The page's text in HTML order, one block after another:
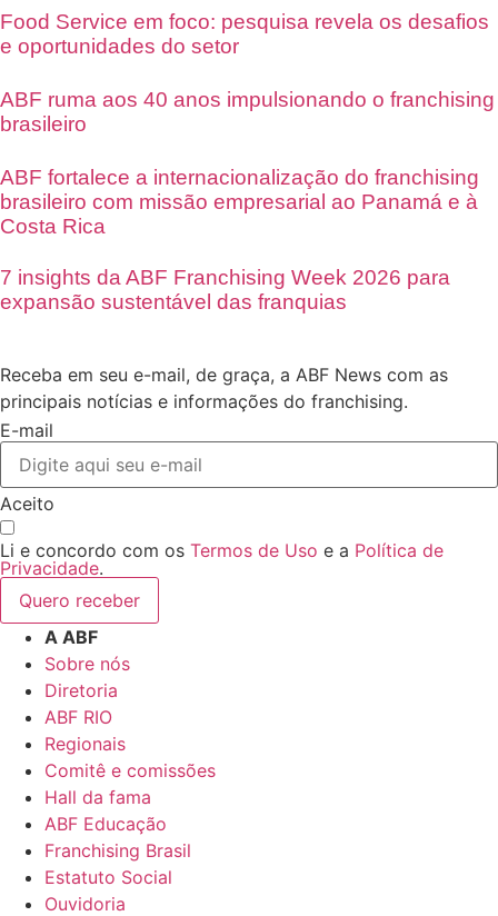
Food Service em foco: pesquisa revela os desafios
e oportunidades do setor
ABF ruma aos 40 anos impulsionando o franchising
brasileiro
ABF fortalece a internacionalização do franchising
brasileiro com missão empresarial ao Panamá e à
Costa Rica
7 insights da ABF Franchising Week 2026 para
expansão sustentável das franquias
Receba em seu e-mail, de graça, a ABF News com as
principais notícias e informações do franchising.
E-mail
Aceito
Li e concordo com os Termos de Uso e a Política de
Privacidade.
Quero receber
A ABF
Sobre nós
Diretoria
ABF RIO
Regionais
Comitê e comissões
Hall da fama
ABF Educação
Franchising Brasil
Estatuto Social
Ouvidoria